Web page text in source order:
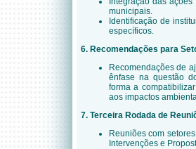
municipais.
Identificação de
específicos.
6. Recomendações para
Recomendações de
ênfase na questão
forma a
aos impactos
7. Terceira Rodada de
Reuniões com
Intervenções e